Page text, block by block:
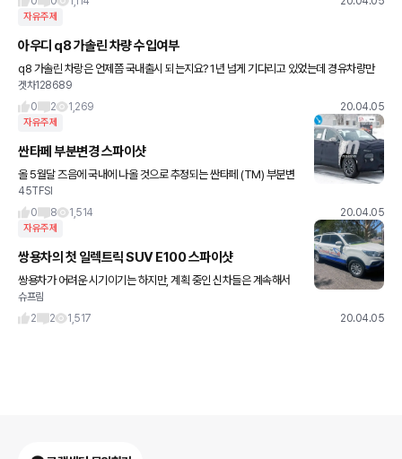
자유주제
아우디 q8 가솔린 차량 수입여부
q8 가솔린 차랑은 언제쯤 국내출시 되는지요? 1년 넘게 기다리고 있었는데 경유차량만
판매하고 있네요.
겟차128689
0
2 1,269 20.04.05
자유주제
싼타페 부분변경 스파이샷
올 5월달 즈음에 국내에 나올 것으로 추정되는 싼타페 (TM) 부분변
경 모델의 스파이샷이 또 나왔습니다. 일단 사진상으로는 변경 폭이
큰 전면부, 휠, 그리고 거의 동일한 후면부가 적용된다는 것을
45TFSI
0
8 1,514 20.04.05
자유주제
쌍용차의 첫 일렉트릭 SUV E100 스파이샷
쌍용차가 어려운 시기이기는 하지만, 계획 중인 신차들은 계속해서
개발을 이어나가는 것 같습니다. 그중에 브랜드 첫 일렉트릭 SUV인
슈프림
2
2 1,517 20.04.05